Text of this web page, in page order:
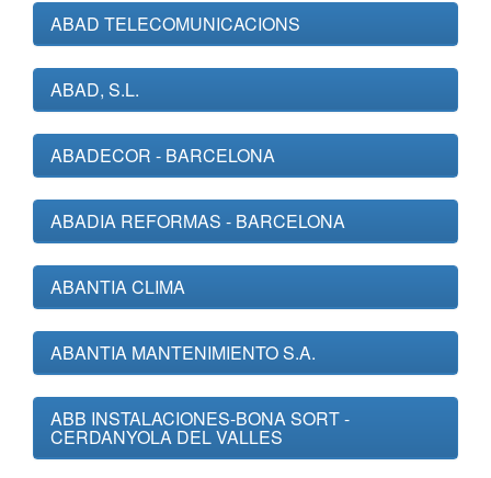
ABAD TELECOMUNICACIONS
ABAD, S.L.
ABADECOR - BARCELONA
ABADIA REFORMAS - BARCELONA
ABANTIA CLIMA
ABANTIA MANTENIMIENTO S.A.
ABB INSTALACIONES-BONA SORT -
CERDANYOLA DEL VALLES